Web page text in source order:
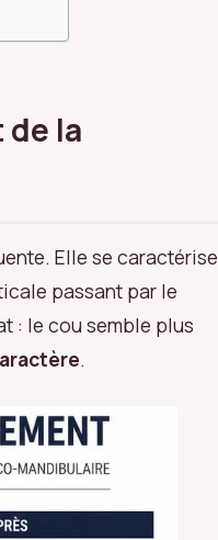
la
Elle se caractérise
passant par le
: le cou semble plus
.